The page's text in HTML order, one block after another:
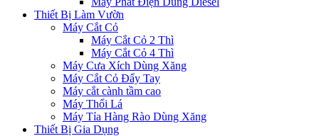
Thiết Bị Làm Vườn
Máy Cắt Cỏ
Máy Cắt Cỏ 2 Thì
Máy Cắt Cỏ 4 Thì
Máy Cưa Xích Dùng Xăng
Máy Cắt Cỏ Đẩy Tay
Máy cắt cành tầm cao
Máy Thổi Lá
Máy Tỉa Hàng Rào Dùng Xăng
Thiết Bị Gia Dụng